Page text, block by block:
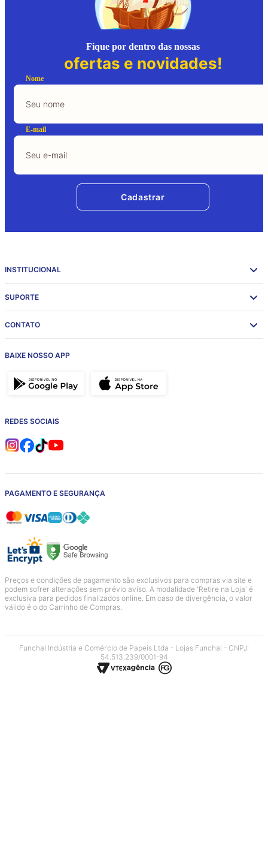
Fique por dentro das nossas
ofertas e novidades!
Nome
E-mail
Cadastrar
INSTITUCIONAL
SUPORTE
CONTATO
BAIXE NOSSO APP
REDES SOCIAIS
PAGAMENTO E SEGURANÇA
Preços e condições de pagamento são exclusivos para compras via site e
podem sofrer alterações sem prévio aviso. A modalidade 'Retire na Loja' é
exclusiva para pedidos finalizados online. Em caso de divergência, o valor
válido é o do Carrinho de Compras.
Funchal Indústria e Comércio de Papeis Ltda - Lojas Funchal - CNPJ:
54.513.239/0001-94